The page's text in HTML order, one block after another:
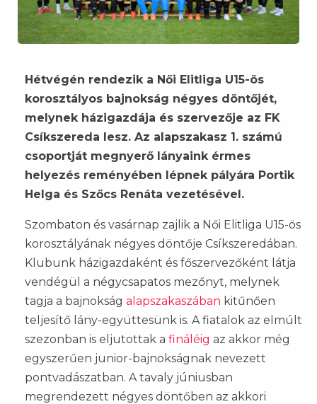
Hétvégén rendezik a Női Elitliga U15-ös
korosztályos bajnokság négyes döntőjét,
melynek házigazdája és szervezője az FK
Csíkszereda lesz. Az alapszakasz 1. számú
csoportját megnyerő lányaink érmes
helyezés reményében lépnek pályára Portik
Helga és Szőcs Renáta vezetésével.
Szombaton és vasárnap zajlik a Női Elitliga U15-ös
korosztályának négyes döntője Csíkszeredában.
Klubunk házigazdaként és főszervezőként látja
vendégül a négycsapatos mezőnyt, melynek
tagja a bajnokság alapszakaszában kitűnően
teljesítő lány-együttesünk is. A fiatalok az elmúlt
szezonban is eljutottak a fináléig az akkor még
egyszerűen junior-bajnokságnak nevezett
pontvadászatban. A tavaly júniusban
megrendezett négyes döntőben az akkori